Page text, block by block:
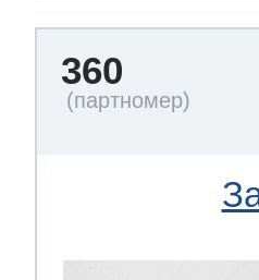
360